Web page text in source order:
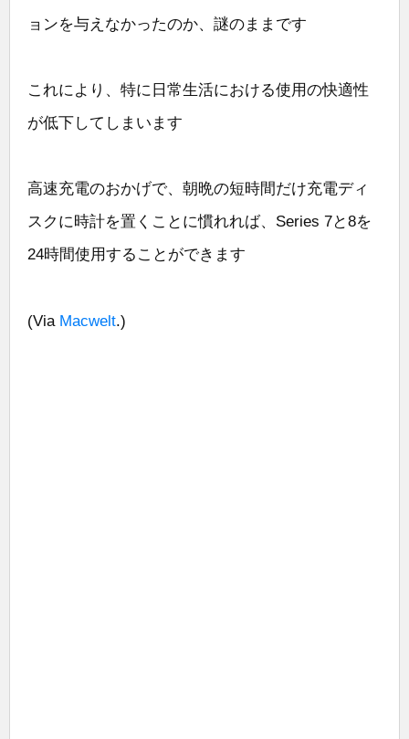
ョンを与えなかったのか、謎のままです
これにより、特に日常生活における使用の快適性
が低下してしまいます
高速充電のおかげで、朝晩の短時間だけ充電ディ
スクに時計を置くことに慣れれば、Series 7と8を
24時間使用することができます
(Via Macwelt.)